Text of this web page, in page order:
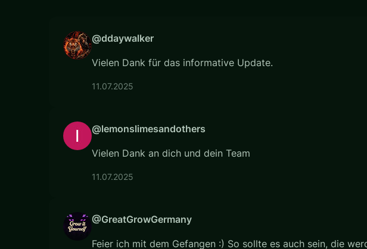
@ddaywalker
Vielen Dank für das informative Update.
11.07.2025
@lemonslimesandothers
Vielen Dank an dich und dein Team
11.07.2025
@GreatGrowGermany
Feier ich mit dem Gefangen :) So sollte es auch sein, die